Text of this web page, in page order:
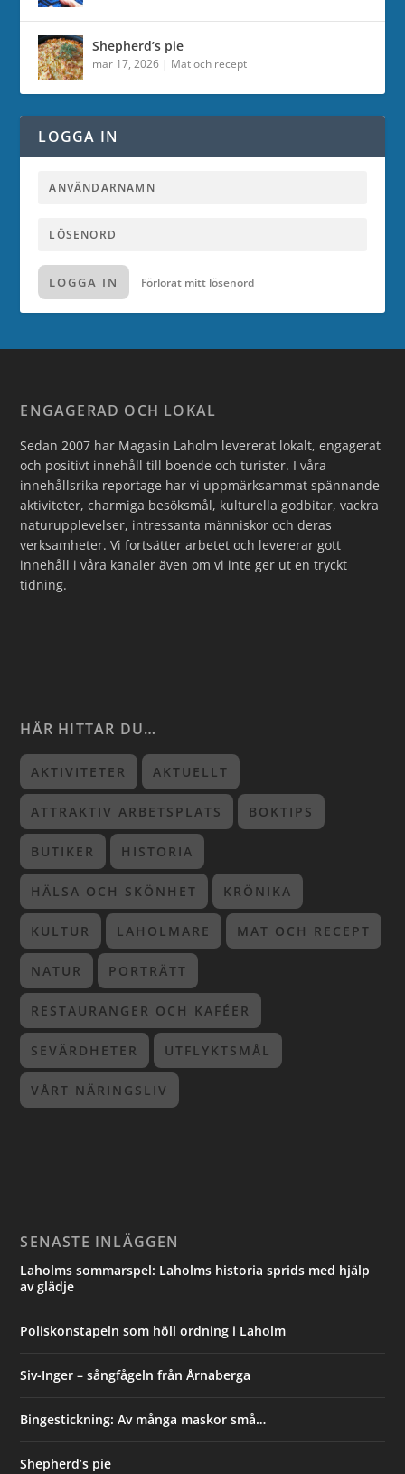
Shepherd’s pie
mar 17, 2026 | Mat och recept
LOGGA IN
LOGGA IN Förlorat mitt lösenord
ENGAGERAD OCH LOKAL
Sedan 2007 har Magasin Laholm levererat lokalt, engagerat
och positivt innehåll till boende och turister. I våra
innehållsrika reportage har vi uppmärksammat spännande
aktiviteter, charmiga besöksmål, kulturella godbitar, vackra
naturupplevelser, intressanta människor och deras
verksamheter. Vi fortsätter arbetet och levererar gott
innehåll i våra kanaler även om vi inte ger ut en tryckt
tidning.
HÄR HITTAR DU…
AKTIVITETER AKTUELLT
ATTRAKTIV ARBETSPLATS BOKTIPS
BUTIKER HISTORIA
HÄLSA OCH SKÖNHET KRÖNIKA
KULTUR LAHOLMARE MAT OCH RECEPT
NATUR PORTRÄTT
RESTAURANGER OCH KAFÉER
SEVÄRDHETER UTFLYKTSMÅL
VÅRT NÄRINGSLIV
SENASTE INLÄGGEN
Laholms sommarspel: Laholms historia sprids med hjälp
av glädje
Poliskonstapeln som höll ordning i Laholm
Siv-Inger – sångfågeln från Årnaberga
Bingestickning: Av många maskor små…
Shepherd’s pie